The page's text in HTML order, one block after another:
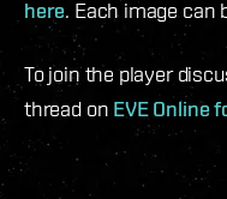
here. Each image can
To join the player
thread on EVE Online